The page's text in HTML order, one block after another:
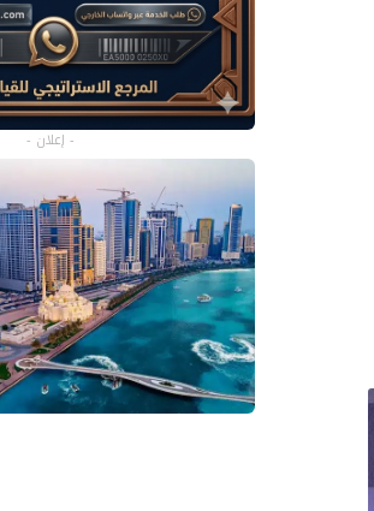
- إعلان -